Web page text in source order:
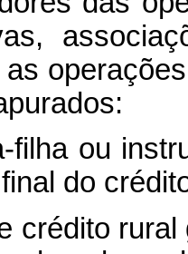
filha ou
do
crédito